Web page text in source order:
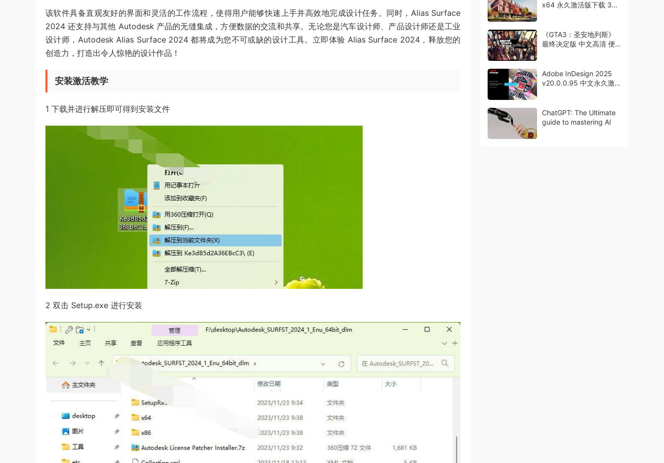
该软件具备直观友好的界面和灵活的工作流程，使得用户能够快速上手并高效地完成设计任务。同时，Alias Surface
2024 还支持与其他 Autodesk 产品的无缝集成，方便数据的交流和共享。无论您是汽车设计师、产品设计师还是工业
设计师，Autodesk Alias Surface 2024 都将成为您不可或缺的设计工具。立即体验 Alias Surface 2024，释放您的
创造力，打造出令人惊艳的设计作品！
安装激活教学
1 下载并进行解压即可得到安装文件
2 双击 Setup.exe 进行安装
x64 永久激活版下载 3D
《GTA3：圣安地列斯》
最终决定版 中文高清 便
Adobe InDesign 2025
v20.0.0.95 中文永久激
ChatGPT: The Ultimate
guide to mastering AI